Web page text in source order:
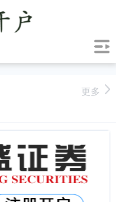
更多